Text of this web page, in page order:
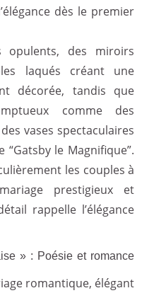
dès le premier
opulents, des miroirs
laqués créant une
décorée, tandis que
comme des
vases spectaculaires
le Magnifique”.
les couples à
prestigieux et
rappelle l’élégance
» : Poésie et romance
romantique, élégant